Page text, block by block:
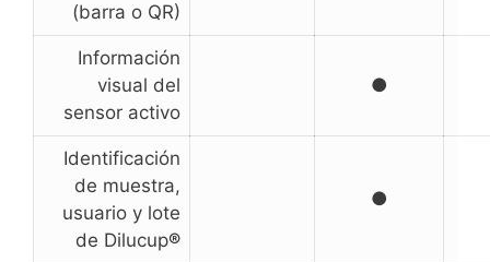
(barra o QR)
Información
visual del
sensor activo
●
Identificación
de muestra,
usuario y lote
de Dilucup®
●